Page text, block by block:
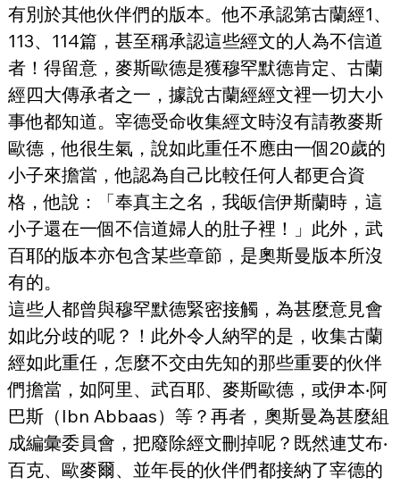
有別於其他伙伴們的版本。他不承認第古蘭經1、
113、114篇，甚至稱承認這些經文的人為不信道
者！得留意，麥斯歐德是獲穆罕默德肯定、古蘭
經四大傳承者之一，據說古蘭經經文裡一切大小
事他都知道。宰德受命收集經文時沒有請教麥斯
歐德，他很生氣，說如此重任不應由一個20歲的
小子來擔當，他認為自己比較任何人都更合資
格，他說：「奉真主之名，我皈信伊斯蘭時，這
小子還在一個不信道婦人的肚子裡！」此外，武
百耶的版本亦包含某些章節，是奧斯曼版本所沒
有的。
這些人都曾與穆罕默德緊密接觸，為甚麼意見會
如此分歧的呢？！此外令人納罕的是，收集古蘭
經如此重任，怎麼不交由先知的那些重要的伙伴
們擔當，如阿里、武百耶、麥斯歐德，或伊本‧阿
巴斯（Ibn Abbaas）等？再者，奧斯曼為甚麼組
成編彙委員會，把廢除經文刪掉呢？既然連艾布‧
百克、歐麥爾、並年長的伙伴們都接納了宰德的